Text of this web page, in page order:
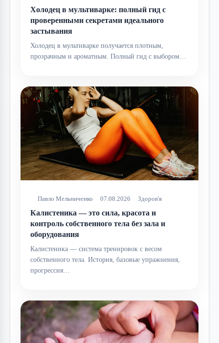
Холодец в мультиварке: полный гид с
проверенными секретами идеального
застывания
Холодец в мультиварке получается плотным,
прозрачным и ароматным. Полный гид с выбором…
Павло Мельниченко 07.08.2026 Здоров'я
Калистеника — это сила, красота и
контроль собственного тела без зала и
оборудования
Калистеника — система тренировок с весом
собственного тела. История, базовые упражнения,
прогрессия…